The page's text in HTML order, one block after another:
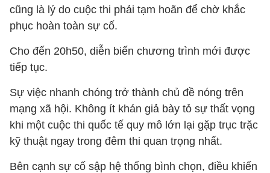
cũng là lý do cuộc thi phải tạm hoãn để chờ khắc
phục hoàn toàn sự cố.
Cho đến 20h50, diễn biến chương trình mới được
tiếp tục.
Sự việc nhanh chóng trở thành chủ đề nóng trên
mạng xã hội. Không ít khán giả bày tỏ sự thất vọng
khi một cuộc thi quốc tế quy mô lớn lại gặp trục trặc
kỹ thuật ngay trong đêm thi quan trọng nhất.
Bên cạnh sự cố sập hệ thống bình chọn, điều khiến